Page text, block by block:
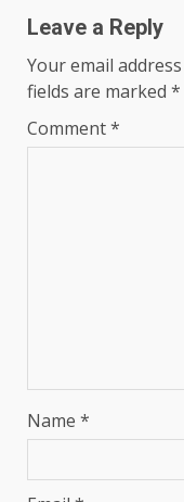
Leave a Reply
Your email
fields are marked *
Comment*
Name *